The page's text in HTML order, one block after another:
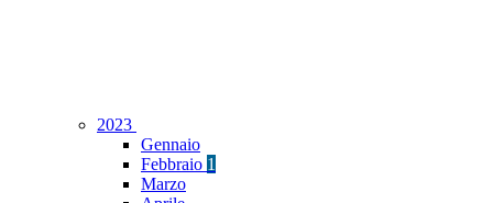
2023
Gennaio
Febbraio 1
Marzo